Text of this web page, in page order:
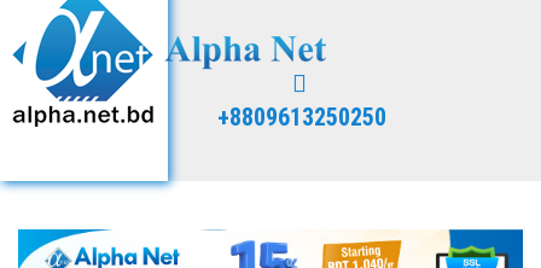
+8809613250250